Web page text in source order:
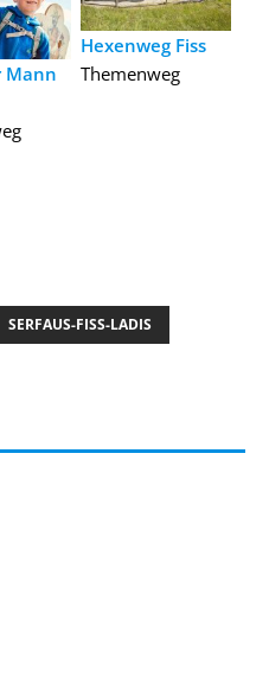
Mann
Hexenweg Fiss
Themenweg
SERFAUS-FISS-LADIS